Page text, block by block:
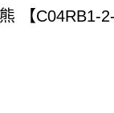
【C04RB1-2-